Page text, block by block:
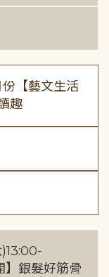
份【藝文生活
趣
】銀髮好筋骨